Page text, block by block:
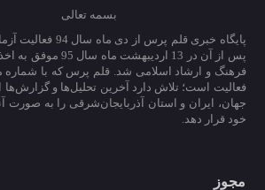
بسمه تعالی
پایگاه خبری قلم پرس
پس از آن در 13
فعالیت است؛ تلاش دارد آخرین تحلیل‌ها و گزارش‌ها
جهان، ایران و استان آذربایجان‌شرقی را به صورت
خود قرار دهد.
مجوز